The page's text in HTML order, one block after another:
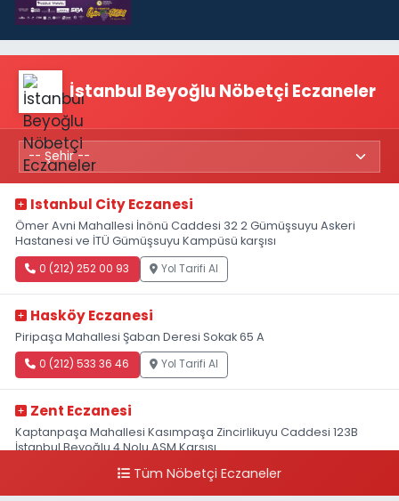
İstanbul Beyoğlu Nöbetçi Eczaneler
Istanbul City Eczanesi
Ömer Avni Mahallesi İnönü Caddesi 32 2 Gümüşsuyu Askeri
Hastanesi ve İTÜ Gümüşsuyu Kampüsü karşısı
0 (212) 252 00 93 Yol Tarifi Al
Hasköy Eczanesi
Piripaşa Mahallesi Şaban Deresi Sokak 65 A
0 (212) 533 36 46 Yol Tarifi Al
Zent Eczanesi
Kaptanpaşa Mahallesi Kasımpaşa Zincirlikuyu Caddesi 123B
İstanbul Beyoğlu 4 Nolu ASM Karşısı
0 (212) 297 96 92 Yol Tarifi Al
Tüm Nöbetçi Eczaneler